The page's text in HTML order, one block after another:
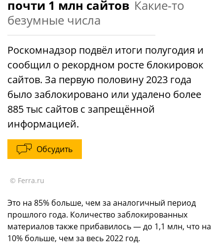
почти 1 млн сайтов Какие-то
безумные числа
Роскомнадзор подвёл итоги полугодия и
сообщил о рекордном росте блокировок
сайтов. За первую половину 2023 года
было заблокировано или удалено более
885 тыс сайтов с запрещённой
информацией.
Обсудить
© Ferra.ru
Это на 85% больше, чем за аналогичный период
прошлого года. Количество заблокированных
материалов также прибавилось — до 1,1 млн, что на
10% больше, чем за весь 2022 год.